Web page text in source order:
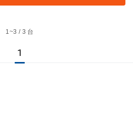
1~3 / 3 台
1